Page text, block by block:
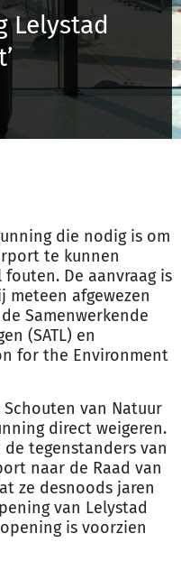
Lelystad
die nodig is om
te kunnen
De aanvraag is
afgewezen
Samenwerkende
(SATL) en
for the Environment
van Natuur
direct weigeren.
tegenstanders van
naar de Raad van
ze desnoods jaren
van Lelystad
is voorzien